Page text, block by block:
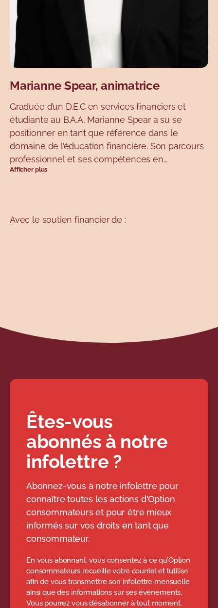
Marianne Spear, animatrice
Graduée d’un D.E.C en services financiers et
étudiante au B.A.A, Marianne Spear a su se
positionner en tant que référence dans le
domaine de l’éducation financière. Son parcours
professionnel et ses compétences en
vulgarisation l’ont conduite à s’impliquer dans
de rendre l’information accessible. Actuellement
Afficher plus
Avec le soutien financier de :
Êtes-vous
abonnés à notre
infolettre ?
Abonnez-vous à notre infolettre pour
connaître toutes les actions d'Option
consommateurs et pour être mieux
informés sur vos droits en tant que
consommateur.
En vous abonnant, vous consentez à ce qu’Option
consommateurs recueille votre courriel et l’utilise
afin de vous transmettre son infolettre mensuelle
ainsi que des informations sur ses événements.
Vous pourrez vous désabonner à tout moment.